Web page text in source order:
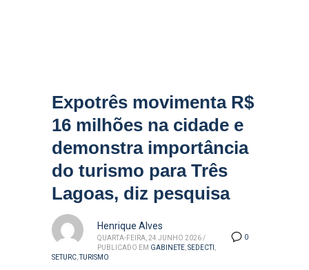
Expotrês movimenta R$
16 milhões na cidade e
demonstra importância
do turismo para Três
Lagoas, diz pesquisa
0
Henrique Alves
QUARTA-FEIRA, 24 JUNHO 2026 /
PUBLICADO EM GABINETE SEDECTI
SETURC ,TURISMO